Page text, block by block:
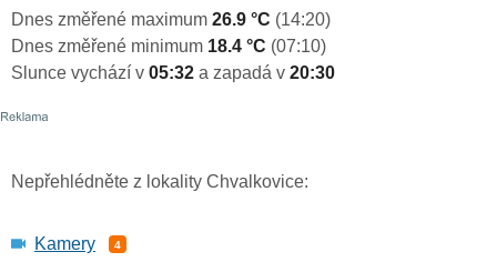
Dnes změřené maximum 26.9 °C (14:20)
Dnes změřené minimum 18.4 °C (07:10)
Slunce vychází v 05:32 a zapadá v 20:30
Nepřehlédněte z lokality Chvalkovice:
Kamery 4